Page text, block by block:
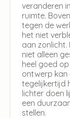
veranderen
ruimte.
tegen de
het niet
aan
niet alleen
heel goed
ontwerp kan
tegelijkertijd
lichter doen
een
stellen.